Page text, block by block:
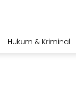
Hukum & Kriminal